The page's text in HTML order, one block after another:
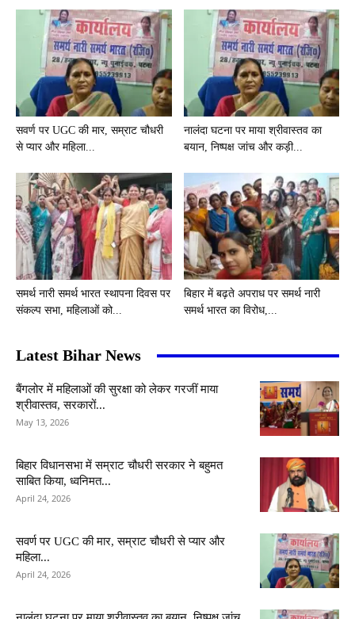
सवर्ण पर UGC की मार, सम्राट चौधरी
से प्यार और महिला...
नालंदा घटना पर माया श्रीवास्तव का
बयान, निष्पक्ष जांच और कड़ी...
समर्थ नारी समर्थ भारत स्थापना दिवस पर
संकल्प सभा, महिलाओं को...
बिहार में बढ़ते अपराध पर समर्थ नारी
समर्थ भारत का विरोध,...
Latest Bihar News
बैंगलोर में महिलाओं की सुरक्षा को लेकर गरजीं माया
श्रीवास्तव, सरकारों...
May 13, 2026
बिहार विधानसभा में सम्राट चौधरी सरकार ने बहुमत
साबित किया, ध्वनिमत...
April 24, 2026
सवर्ण पर UGC की मार, सम्राट चौधरी से प्यार और
महिला...
April 24, 2026